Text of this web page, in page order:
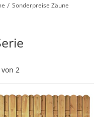
Sonderpreise Zäune
von 2